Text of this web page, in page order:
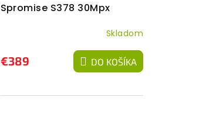
Spromise S378 30Mpx
Skladom
€389 DO KOŠÍKA